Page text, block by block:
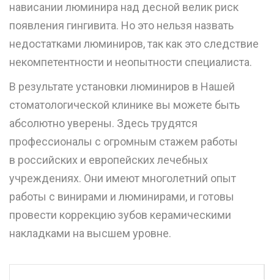
нависании люминира над десной велик риск
появления гингивита. Но это нельзя назвать
недостатками люминиров, так как это следствие
некомпетентности и неопытности специалиста.
В результате установки люминиров в Нашей
стоматологической клинике вы можете быть
абсолютно уверены. Здесь трудятся
профессионалы с огромным стажем работы
в российских и европейских лечебных
учреждениях. Они имеют многолетний опыт
работы с винирами и люминирами, и готовы
провести коррекцию зубов керамическими
накладками на высшем уровне.